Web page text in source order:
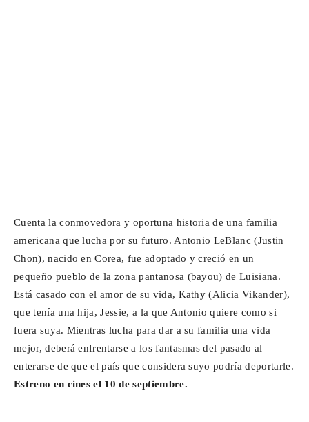
Cuenta la conmovedora y oportuna historia de una familia
americana que lucha por su futuro. Antonio LeBlanc (Justin
Chon), nacido en Corea, fue adoptado y creció en un
pequeño pueblo de la zona pantanosa (bayou) de Luisiana.
Está casado con el amor de su vida, Kathy (Alicia Vikander),
que tenía una hija, Jessie, a la que Antonio quiere como si
fuera suya. Mientras lucha para dar a su familia una vida
mejor, deberá enfrentarse a los fantasmas del pasado al
enterarse de que el país que considera suyo podría deportarle.
Estreno en cines el 10 de septiembre.